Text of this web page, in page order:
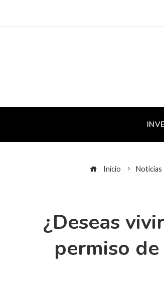
Inicio Noticias
¿Deseas
permiso